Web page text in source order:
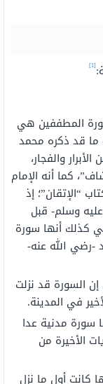
[1]
المطففين هي
ما قد ذكره محمد
والفجار،
كما أنه الإمام
“الإتقان”؛ إذ
وسلم- قبل
كذلك أنها سورة
-رضي الله عنه-
السورة قد نزلت
في المدينة.
سورة مدنية عدا
الأخيرة من
كانت أول ما نزل